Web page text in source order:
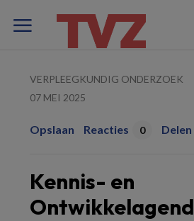
VERPLEEGKUNDIG ONDERZOEK
07 MEI 2025
Opslaan Reacties 0 Delen
Kennis- en